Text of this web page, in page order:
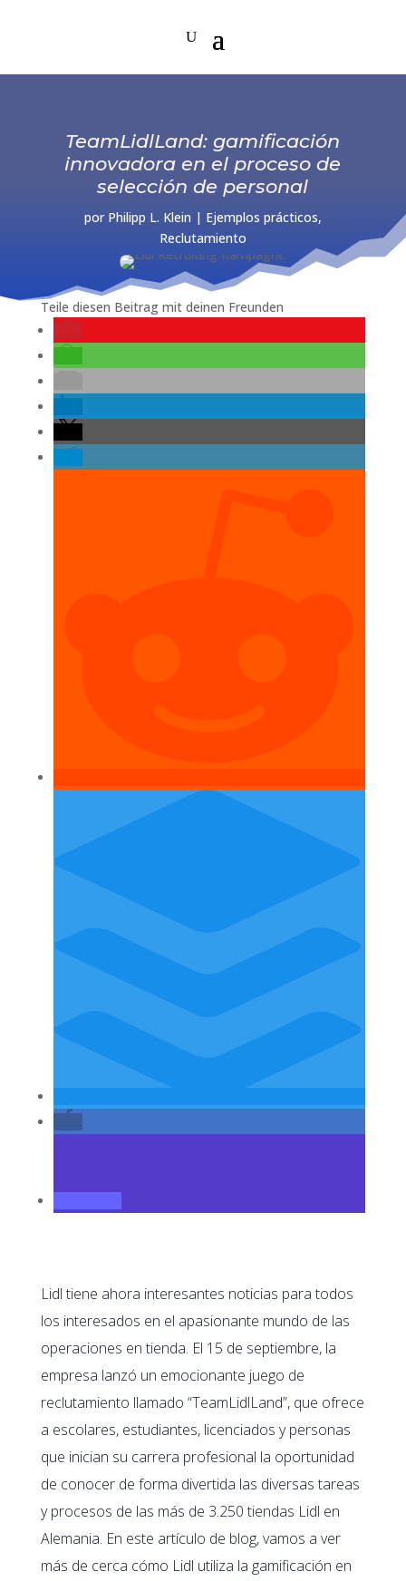
TeamLidlLand: gamificación
innovadora en el proceso de
selección de personal
por Philipp L. Klein | Ejemplos prácticos,
Reclutamiento
Teile diesen Beitrag mit deinen Freunden
Lidl tiene ahora interesantes noticias para todos
los interesados en el apasionante mundo de las
operaciones en tienda. El 15 de septiembre, la
empresa lanzó un emocionante juego de
reclutamiento llamado “TeamLidlLand”, que ofrece
a escolares, estudiantes, licenciados y personas
que inician su carrera profesional la oportunidad
de conocer de forma divertida las diversas tareas
y procesos de las más de 3.250 tiendas Lidl en
Alemania. En este artículo de blog, vamos a ver
más de cerca cómo Lidl utiliza la gamificación en